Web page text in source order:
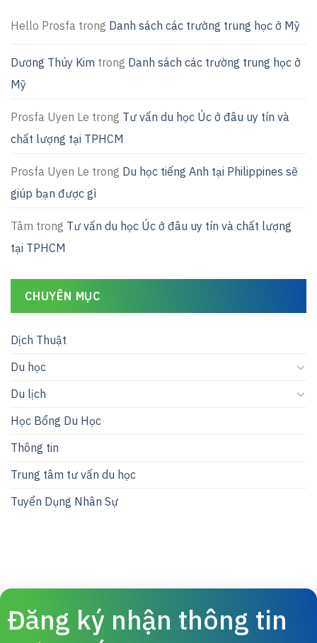
Hello Prosfa trong Danh sách các trường trung học ở Mỹ
Dương Thúy Kim trong Danh sách các trường trung học ở
Mỹ
Prosfa Uyen Le trong Tư vấn du học Úc ở đâu uy tín và
chất lượng tại TPHCM
Prosfa Uyen Le trong Du học tiếng Anh tại Philippines sẽ
giúp bạn được gì
Tâm trong Tư vấn du học Úc ở đâu uy tín và chất lượng
tại TPHCM
CHUYÊN MỤC
Dịch Thuật
Du học
Du lịch
Học Bổng Du Học
Thông tin
Trung tâm tư vấn du học
Tuyển Dụng Nhân Sự
Đăng ký nhận thông tin